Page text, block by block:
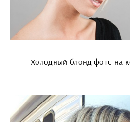
Холодный блонд фото на